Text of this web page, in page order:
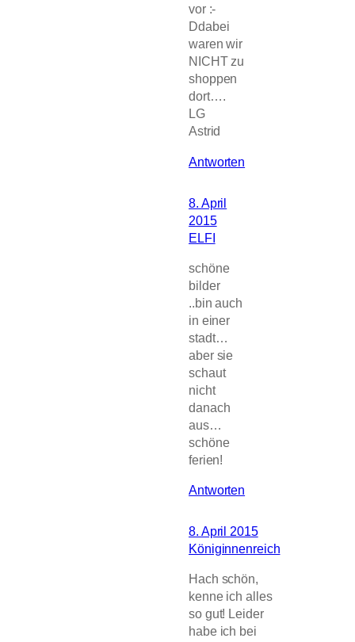
vor :-
Ddabei
waren wir
NICHT zu
shoppen
dort….
LG
Astrid
Antworten
8. April
2015
ELFI
schöne
bilder
..bin auch
in einer
stadt…
aber sie
schaut
nicht
danach
aus…
schöne
ferien!
Antworten
8. April 2015
Königinnenreich
Hach schön,
kenne ich alles
so gut! Leider
habe ich bei